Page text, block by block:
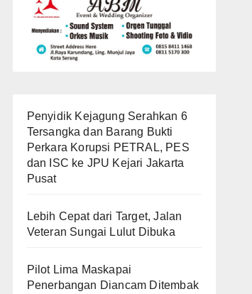
Penyidik Kejagung Serahkan 6
Tersangka dan Barang Bukti
Perkara Korupsi PETRAL, PES
dan ISC ke JPU Kejari Jakarta
Pusat
Lebih Cepat dari Target, Jalan
Veteran Sungai Lulut Dibuka
Pilot Lima Maskapai
Penerbangan Diancam Ditembak